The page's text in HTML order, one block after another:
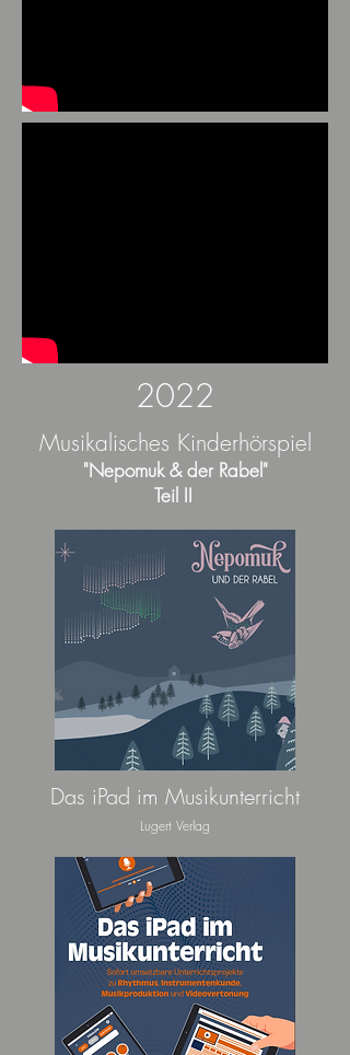
2022
Musikalisches Kinderhörspiel
"Nepomuk & der Rabel"
Teil II
Das iPad im Musikunterricht
Lugert Verlag